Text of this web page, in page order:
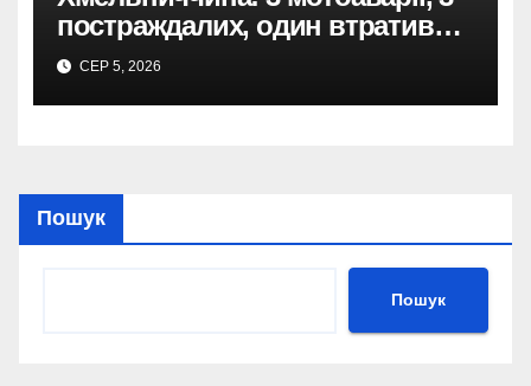
постраждалих, один втратив
ногу.
СЕР 5, 2026
Пошук
Пошук